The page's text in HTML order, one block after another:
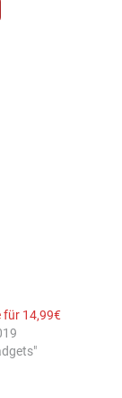
für 14,99€